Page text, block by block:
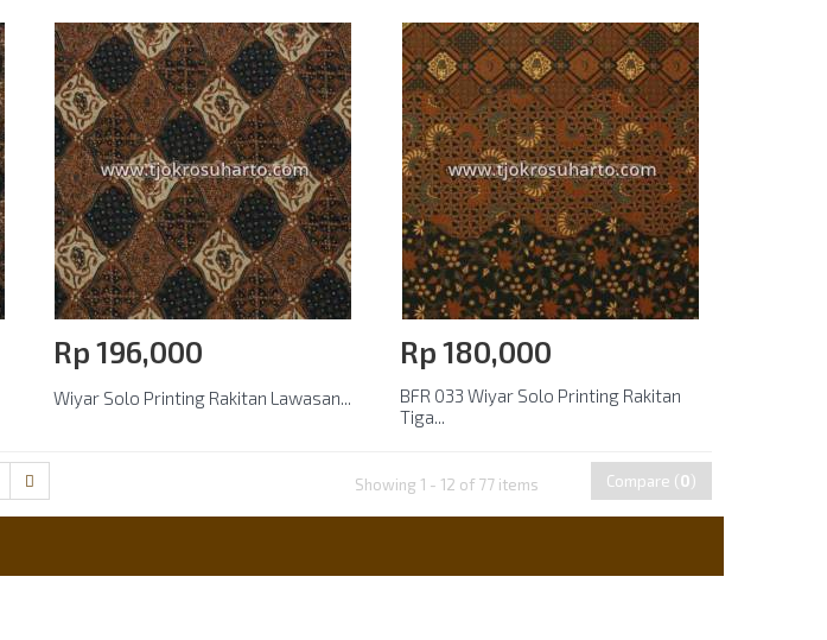
Rp‎ 196,000
Wiyar Solo Printing Rakitan Lawasan...
Rp‎ 180,000
BFR 033 Wiyar Solo Printing Rakitan
Tiga...
Showing 1 - 12 of 77 items Compare (0)